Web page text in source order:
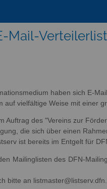
Mail-
haben sich E-
auf vielfältige Weise mit einer
Auftrag des "Vereins zur
die sich über einen
ist bereits im Entgelt für
Mailinglisten des DFN-
bitte an